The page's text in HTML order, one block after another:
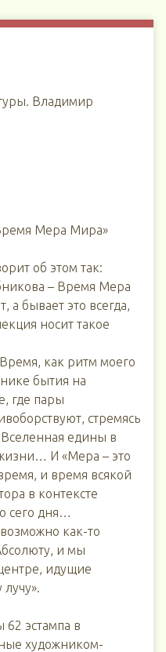
Владимир
Мера Мира»
об этом так:
– Время Мера
а бывает это всегда,
носит такое
как ритм моего
бытия на
где пары
стремясь
едины в
И «Мера – это
и время всякой
в контексте
сего дня…
как-то
и мы
идущие
эстампа в
художником-